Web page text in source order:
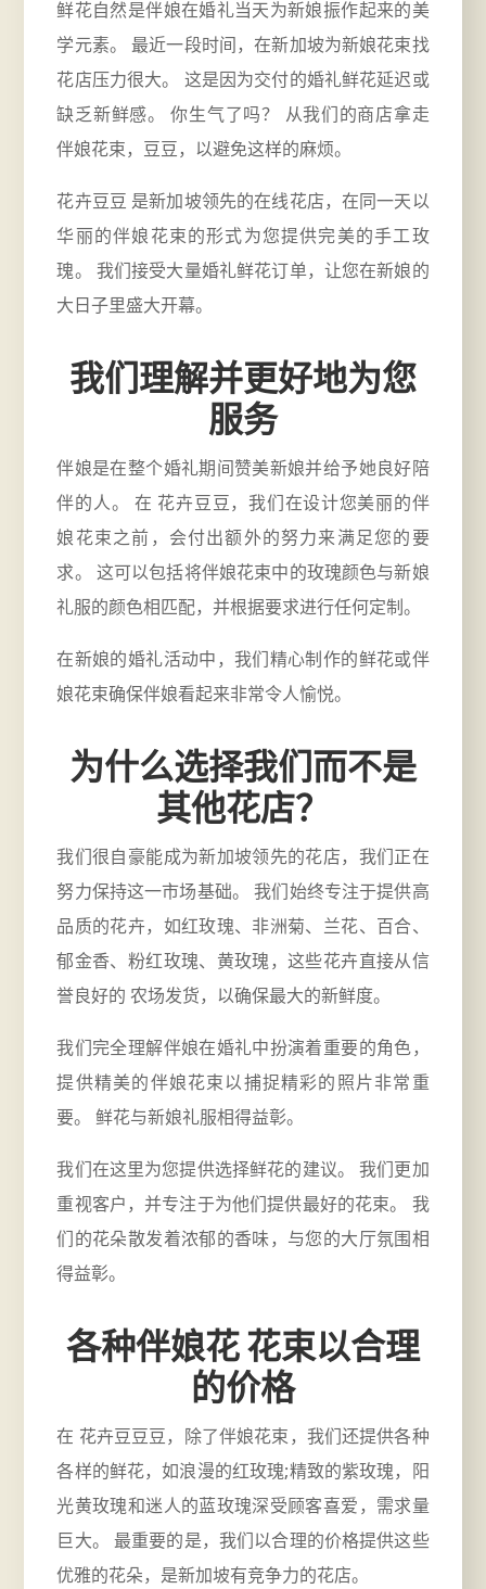
鲜花自然是伴娘在婚礼当天为新娘振作起来的美
学元素。 最近一段时间，在新加坡为新娘花束找
花店压力很大。 这是因为交付的婚礼鲜花延迟或
缺乏新鲜感。 你生气了吗？ 从我们的商店拿走
伴娘花束，豆豆，以避免这样的麻烦。
花卉豆豆 是新加坡领先的在线花店，在同一天以
华丽的伴娘花束的形式为您提供完美的手工玫
瑰。 我们接受大量婚礼鲜花订单，让您在新娘的
大日子里盛大开幕。
我们理解并更好地为您
服务
伴娘是在整个婚礼期间赞美新娘并给予她良好陪
伴的人。 在 花卉豆豆，我们在设计您美丽的伴
娘花束之前，会付出额外的努力来满足您的要
求。 这可以包括将伴娘花束中的玫瑰颜色与新娘
礼服的颜色相匹配，并根据要求进行任何定制。
在新娘的婚礼活动中，我们精心制作的鲜花或伴
娘花束确保伴娘看起来非常令人愉悦。
为什么选择我们而不是
其他花店？
我们很自豪能成为新加坡领先的花店，我们正在
努力保持这一市场基础。 我们始终专注于提供高
品质的花卉，如红玫瑰、非洲菊、兰花、百合、
郁金香、粉红玫瑰、黄玫瑰，这些花卉直接从信
誉良好的农场发货，以确保最大的新鲜度。
我们完全理解伴娘在婚礼中扮演着重要的角色，
提供精美的伴娘花束以捕捉精彩的照片非常重
要。 鲜花与新娘礼服相得益彰。
我们在这里为您提供选择鲜花的建议。 我们更加
重视客户，并专注于为他们提供最好的花束。 我
们的花朵散发着浓郁的香味，与您的大厅氛围相
得益彰。
各种伴娘花 花束以合理
的价格
在 花卉豆豆豆，除了伴娘花束，我们还提供各种
各样的鲜花，如浪漫的红玫瑰;精致的紫玫瑰，阳
光黄玫瑰和迷人的蓝玫瑰深受顾客喜爱，需求量
巨大。 最重要的是，我们以合理的价格提供这些
优雅的花朵，是新加坡有竞争力的花店。